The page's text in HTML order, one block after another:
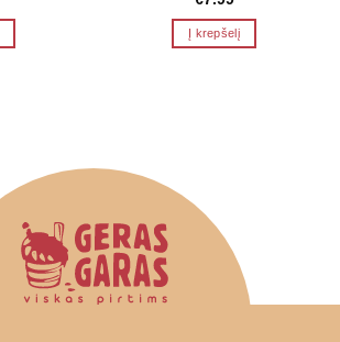
Į krepšelį